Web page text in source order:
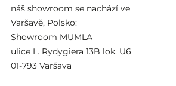
náš showroom se nachází ve
Varšavě, Polsko:
Showroom MUMLA
ulice L. Rydygiera 13B lok. U6
01-793 Varšava